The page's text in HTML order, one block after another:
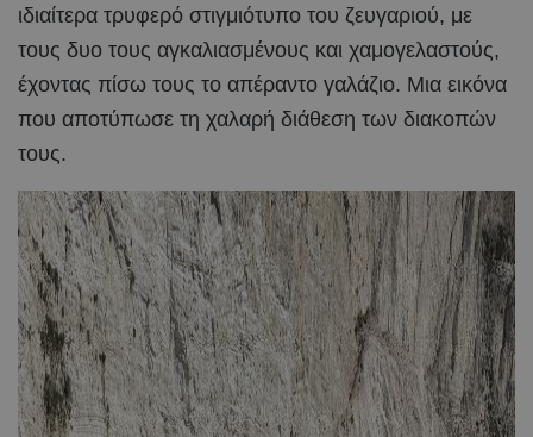
ιδιαίτερα τρυφερό στιγμιότυπο του ζευγαριού, με
τους δυο τους αγκαλιασμένους και χαμογελαστούς,
έχοντας πίσω τους το απέραντο γαλάζιο. Μια εικόνα
που αποτύπωσε τη χαλαρή διάθεση των διακοπών
τους.